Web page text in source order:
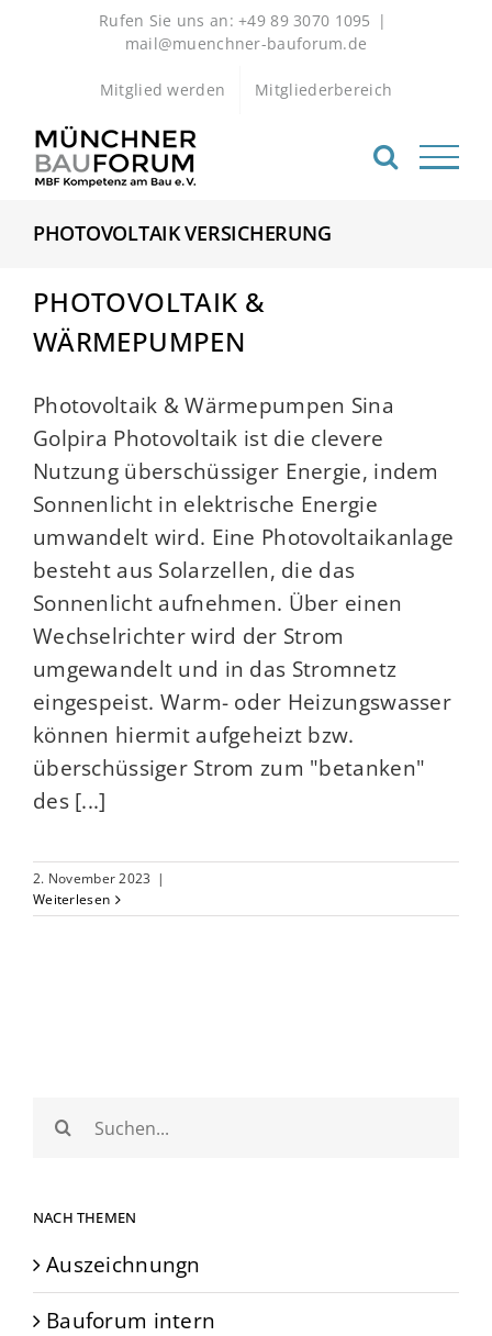
Rufen Sie uns an: +49 89 3070 1095 |
mail@muenchner-bauforum.de
Mitglied werden Mitgliederbereich
PHOTOVOLTAIK VERSICHERUNG
PHOTOVOLTAIK &
WÄRMEPUMPEN
Photovoltaik & Wärmepumpen Sina
Golpira Photovoltaik ist die clevere
Nutzung überschüssiger Energie, indem
Sonnenlicht in elektrische Energie
umwandelt wird. Eine Photovoltaikanlage
besteht aus Solarzellen, die das
Sonnenlicht aufnehmen. Über einen
Wechselrichter wird der Strom
umgewandelt und in das Stromnetz
eingespeist. Warm- oder Heizungswasser
können hiermit aufgeheizt bzw.
überschüssiger Strom zum "betanken"
des [...]
2. November 2023 |
Weiterlesen
Suche
nach:
NACH THEMEN
Auszeichnungn
Bauforum intern